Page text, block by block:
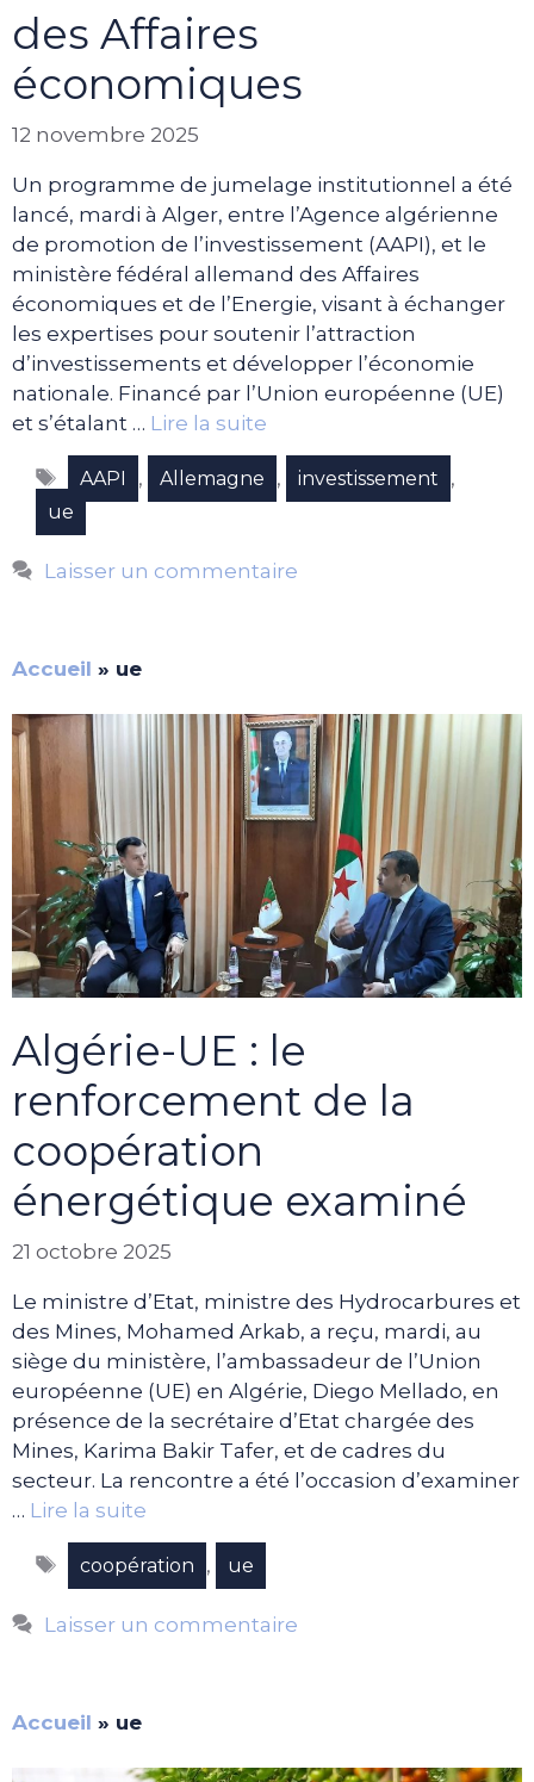
des Affaires
économiques
12 novembre 2025
Un programme de jumelage institutionnel a été
lancé, mardi à Alger, entre l’Agence algérienne
de promotion de l’investissement (AAPI), et le
ministère fédéral allemand des Affaires
économiques et de l’Energie, visant à échanger
les expertises pour soutenir l’attraction
d’investissements et développer l’économie
nationale. Financé par l’Union européenne (UE)
et s’étalant … Lire la suite
Étiquettes
AAPI , Allemagne , investissement ,
ue
Laisser un commentaire
Accueil » ue
Algérie-UE : le
renforcement de la
coopération
énergétique examiné
21 octobre 2025
Le ministre d’Etat, ministre des Hydrocarbures et
des Mines, Mohamed Arkab, a reçu, mardi, au
siège du ministère, l’ambassadeur de l’Union
européenne (UE) en Algérie, Diego Mellado, en
présence de la secrétaire d’Etat chargée des
Mines, Karima Bakir Tafer, et de cadres du
secteur. La rencontre a été l’occasion d’examiner
… Lire la suite
Étiquettes
coopération , ue
Laisser un commentaire
Accueil » ue